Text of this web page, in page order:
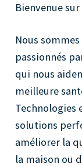
Bienvenue
Nous
passionnés
qui nous
meilleure
Technologies
solutions
améliorer la
la maison ou